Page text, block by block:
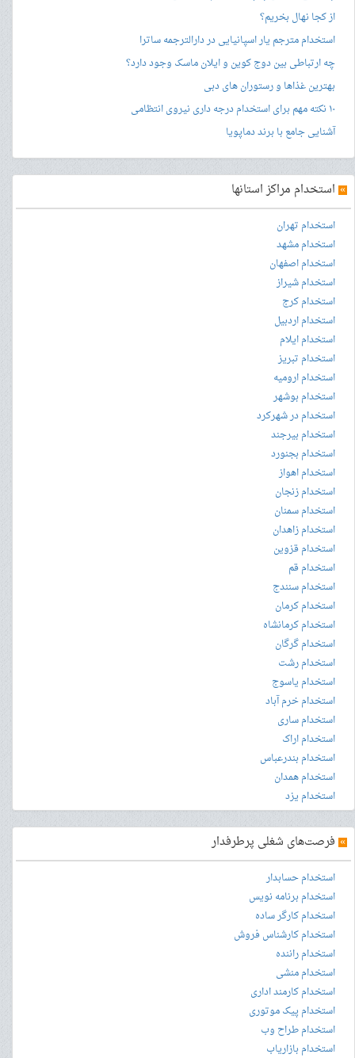
از کجا نهال بخریم؟
استخدام مترجم یار اسپانیایی در دارالترجمه ساترا
چه ارتباطی بین دوج کوین و ایلان ماسک وجود دارد؟
بهترین غذاها و رستوران های دبی
۱۰ نکته مهم برای استخدام درجه داری نیروی انتظامی
آشنایی جامع با برند دماپویا
» استخدام مراکز استانها
استخدام تهران
استخدام مشهد
استخدام اصفهان
استخدام شیراز
استخدام کرج
استخدام اردبیل
استخدام ایلام
استخدام تبریز
استخدام ارومیه
استخدام بوشهر
استخدام در شهرکرد
استخدام بیرجند
استخدام بجنورد
استخدام اهواز
استخدام زنجان
استخدام سمنان
استخدام زاهدان
استخدام قزوین
استخدام قم
استخدام سنندج
استخدام کرمان
استخدام کرمانشاه
استخدام گرگان
استخدام رشت
استخدام یاسوج
استخدام خرم آباد
استخدام ساری
استخدام اراک
استخدام بندرعباس
استخدام همدان
استخدام یزد
» فرصت‌های شغلی پرطرفدار
استخدام حسابدار
استخدام برنامه نویس
استخدام کارگر ساده
استخدام کارشناس فروش
استخدام راننده
استخدام منشی
استخدام کارمند اداری
استخدام پیک موتوری
استخدام طراح وب
استخدام بازاریاب